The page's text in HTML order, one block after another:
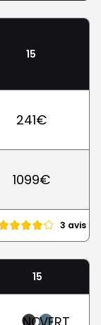
15
241€
1099€
3 avis
15